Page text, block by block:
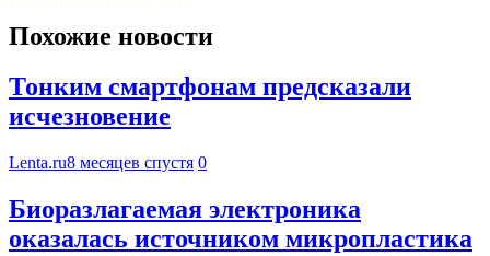
Похожие новости
Тонким смартфонам предсказали
исчезновение
Lenta.ru8 месяцев спустя 0
Биоразлагаемая электроника
оказалась источником микропластика